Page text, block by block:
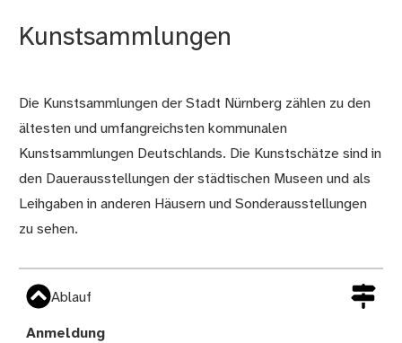
Kunstsammlungen
Beschreibung
Die Kunstsammlungen der Stadt Nürnberg zählen zu den
ältesten und umfangreichsten kommunalen
Kunstsammlungen Deutschlands. Die Kunstschätze sind in
den Dauerausstellungen der städtischen Museen und als
Leihgaben in anderen Häusern und Sonderausstellungen
zu sehen.
Ablauf
Anmeldung